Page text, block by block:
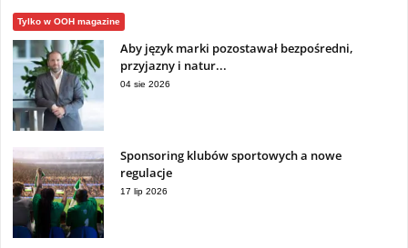
Tylko w OOH magazine
Aby język marki pozostawał bezpośredni,
przyjazny i natur...
04 sie 2026
Sponsoring klubów sportowych a nowe
regulacje
17 lip 2026